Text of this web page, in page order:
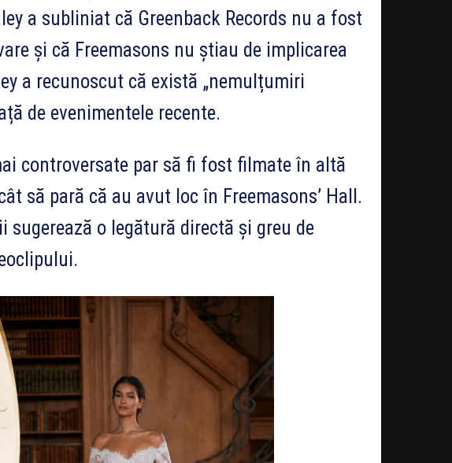
a subliniat că Greenback Records nu a fost
și că Freemasons nu știau de implicarea
a recunoscut că există „nemulțumiri
de evenimentele recente.
controversate par să fi fost filmate în altă
să pară că au avut loc în Freemasons’ Hall.
sugerează o legătură directă și greu de